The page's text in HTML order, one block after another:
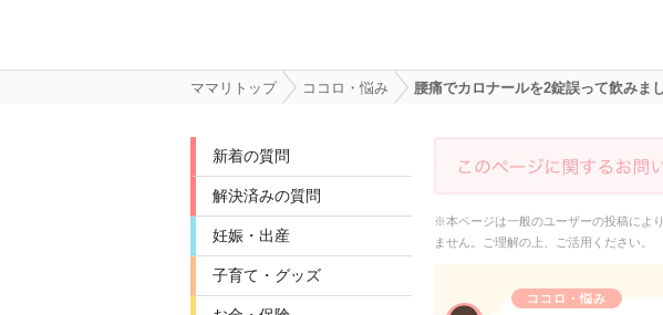
ママリトップ ココロ・悩み 腰痛でカロナールを2錠誤って飲みま
新着の質問
解決済みの質問
妊娠・出産
子育て・グッズ
※本ページは一般のユーザーの投稿によ
ません。ご理解の上、ご活用ください。
ココロ・悩み